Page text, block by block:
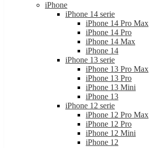
iPhone
iPhone 14 serie
iPhone 14 Pro Max
iPhone 14 Pro
iPhone 14 Max
iPhone 14
iPhone 13 serie
iPhone 13 Pro Max
iPhone 13 Pro
iPhone 13 Mini
iPhone 13
iPhone 12 serie
iPhone 12 Pro Max
iPhone 12 Pro
iPhone 12 Mini
iPhone 12